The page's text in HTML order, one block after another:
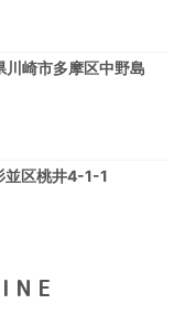
川崎市多摩区中野島
並区桃井4-1-1